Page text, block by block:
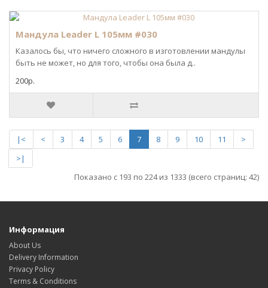
Мандула Leader L 105мм #030
Казалось бы, что ничего сложного в изготовлении мандулы
быть не может, но для того, чтобы она была д..
200р.
|< < 3 4 5 6 7 8 9 10 11
>
>|
Показано с 193 по 224 из 1333 (всего страниц: 42)
Информация
About Us
Delivery Information
Privacy Policy
Terms & Conditions